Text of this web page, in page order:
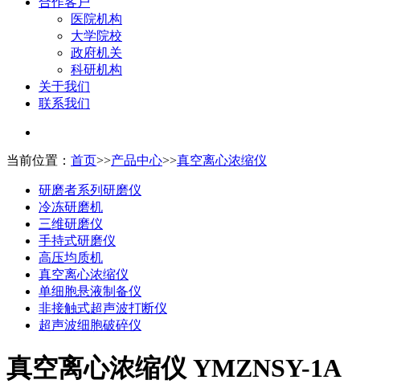
医院机构
大学院校
政府机关
科研机构
关于我们
联系我们
当前位置： 首页>>产品中心>>真空离心浓缩仪
研磨者系列研磨仪
冷冻研磨机
三维研磨仪
手持式研磨仪
高压均质机
真空离心浓缩仪
单细胞悬液制备仪
非接触式超声波打断仪
超声波细胞破碎仪
真空离心浓缩仪 YMZNSY-1A